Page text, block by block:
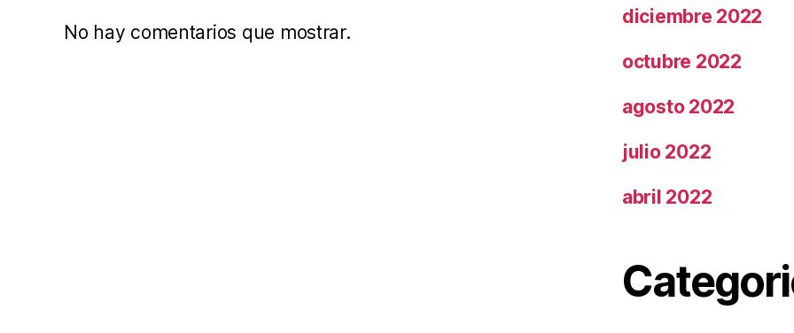
No hay comentarios que mostrar.
diciembre 2022
octubre 2022
agosto 2022
julio 2022
abril 2022